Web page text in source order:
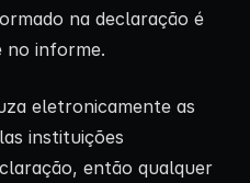
na declaração é
no informe.
eletronicamente as
instituições
então qualquer